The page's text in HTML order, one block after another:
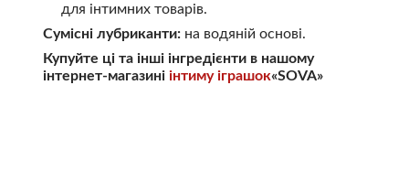
для інтимних товарів.
Сумісні лубриканти:на водяній основі.
Купуйте ці та інші інгредієнти в нашому
інтернет-магазині інтиму іграшок«SOVA»